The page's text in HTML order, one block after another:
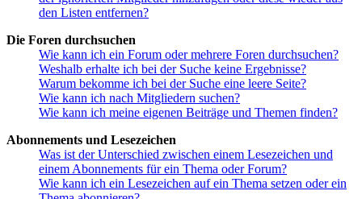
den Listen entfernen?
Die Foren durchsuchen
Wie kann ich ein Forum oder mehrere Foren durchsuchen?
Weshalb erhalte ich bei der Suche keine Ergebnisse?
Warum bekomme ich bei der Suche eine leere Seite?
Wie kann ich nach Mitgliedern suchen?
Wie kann ich meine eigenen Beiträge und Themen finden?
Abonnements und Lesezeichen
Was ist der Unterschied zwischen einem Lesezeichen und
einem Abonnements für ein Thema oder Forum?
Wie kann ich ein Lesezeichen auf ein Thema setzen oder ein